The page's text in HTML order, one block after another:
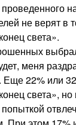
не верят в
света».
меня
Еще 22% или
света»,